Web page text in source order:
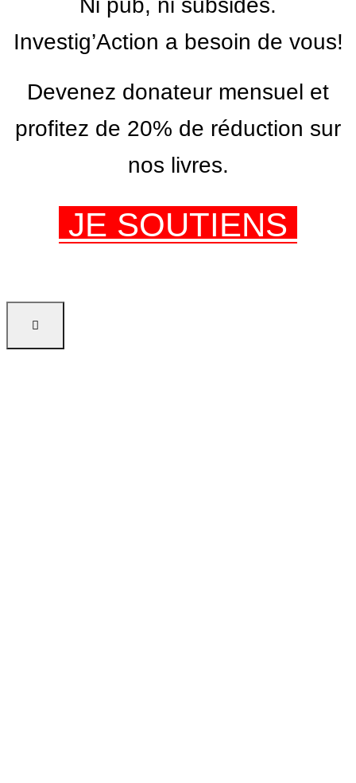
Investig’Action a besoin de vous!
Devenez donateur mensuel et
profitez de 20% de réduction sur
nos livres.
JE SOUTIENS